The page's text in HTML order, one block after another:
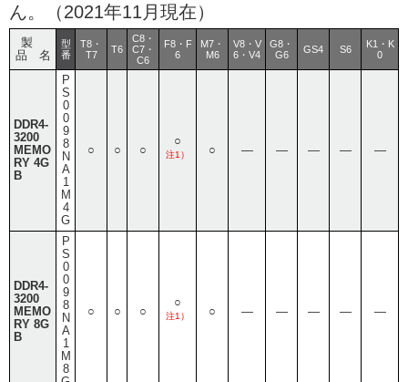
ん。（2021年11月現在）
製
品 名
型
番
T8・
T7
T6
C8・
C7・
C6
F8・F
6
M7・
M6
V8・V
6・V4
G8・
G6
GS4 S6
K1・K
0
DDR4-
3200
MEMO
RY 4G
B
P
S
0
0
9
8
N
A
1
M
4
G
○ ○ ○
○
注1） ○ ― ― ― ― ―
DDR4-
3200
MEMO
RY 8G
B
P
S
0
0
9
8
N
A
1
M
8
○ ○ ○
○
注1） ○ ― ― ― ― ―